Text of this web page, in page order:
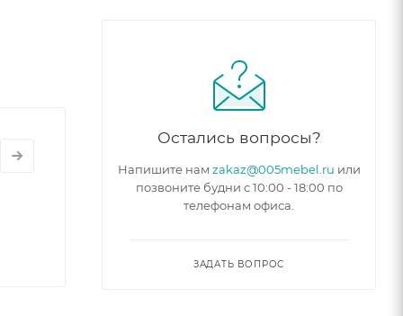
Остались вопросы?
Напишите нам zakaz@005mebel.ru или
позвоните будни с 10:00 - 18:00 по
телефонам офиса.
ЗАДАТЬ ВОПРОС